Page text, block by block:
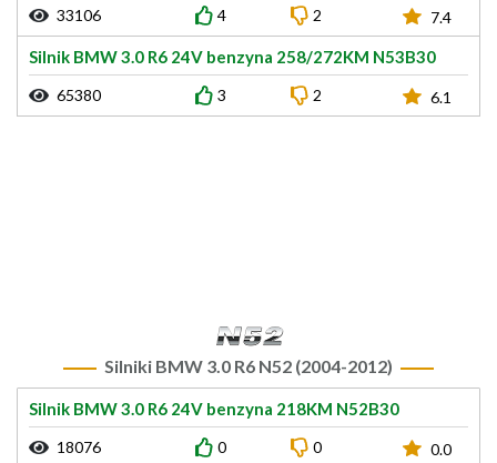
33106 4 2 7.4
Silnik BMW 3.0 R6 24V benzyna 258/272KM N53B30
65380 3 2 6.1
Silniki BMW 3.0 R6 N52 (2004-2012)
Silnik BMW 3.0 R6 24V benzyna 218KM N52B30
18076 0 0 0.0